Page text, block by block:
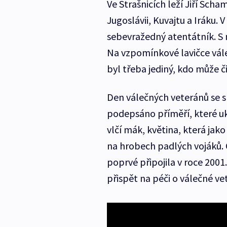
Ve Strašnicích leží Jiří
Jugoslávii, Kuvajtu a Iráku.
sebevražedný atentátník.
Na vzpomínkové lavičce
byl třeba jediný, kdo může
Den válečných veteránů se
podepsáno příměří, které
vlčí mák, květina, která
na hrobech padlých
poprvé připojila v roce
přispět na péči o válečné